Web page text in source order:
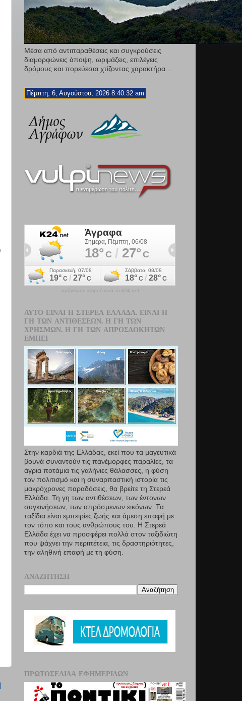
Μέσα από αντιπαραθέσεις και συγκρούσεις
διαμορφώνεις άποψη, ωριμάζεις, επιλέγεις
δρόμους και πορεύεσαι χτίζοντας χαρακτήρα...
Πέμπτη, 6, Αυγούστου, 2026 8:40:34 am
πρόγνωση καιρού από το k24.net
ΑΥΤΌ ΕΊΝΑΙ Η ΣΤΕΡΕΆ ΕΛΛΆΔΑ. ΕΊΝΑΙ Η
ΓΗ ΤΩΝ ΑΝΤΙΘΈΣΕΩΝ. Η ΓΗ ΤΩΝ
ΧΡΗΣΜΏΝ. Η ΓΗ ΤΩΝ ΑΠΡΟΣΔΌΚΗΤΩΝ
ΕΜΠΕΙ
Στην καρδιά της Ελλάδας, εκεί που τα µαγευτικά
βουνά συναντούν τις πανέμορφες παραλίες, τα
άγρια ποτάμια τις γαλήνιες θάλασσες, η φύση
τον πολιτισμό και η συναρπαστική ιστορία τις
μακρόχρονες παραδόσεις, θα βρείτε τη Στερεά
Ελλάδα. Τη γη των αντιθέσεων, των έντονων
συγκινήσεων, των απρόσμενων εικόνων. Τα
ταξίδια είναι εμπειρίες ζωής και άμεση επαφή µε
τον τόπο και τους ανθρώπους του. Η Στερεά
Ελλάδα έχει να προσφέρει πολλά στον ταξιδιώτη
που ψάχνει την περιπέτεια, τις δραστηριότητες,
την αληθινή επαφή µε τη φύση.
ΑΝΑΖΉΤΗΣΗ
ΠΡΩΤΟΣΈΛΙΔΑ ΕΦΗΜΕΡΊΔΩΝ